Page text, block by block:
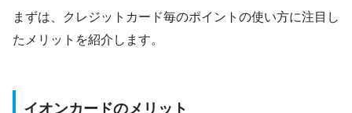
まずは、クレジットカード毎のポイントの使い方に注目し
たメリットを紹介します。
イオンカードのメリット